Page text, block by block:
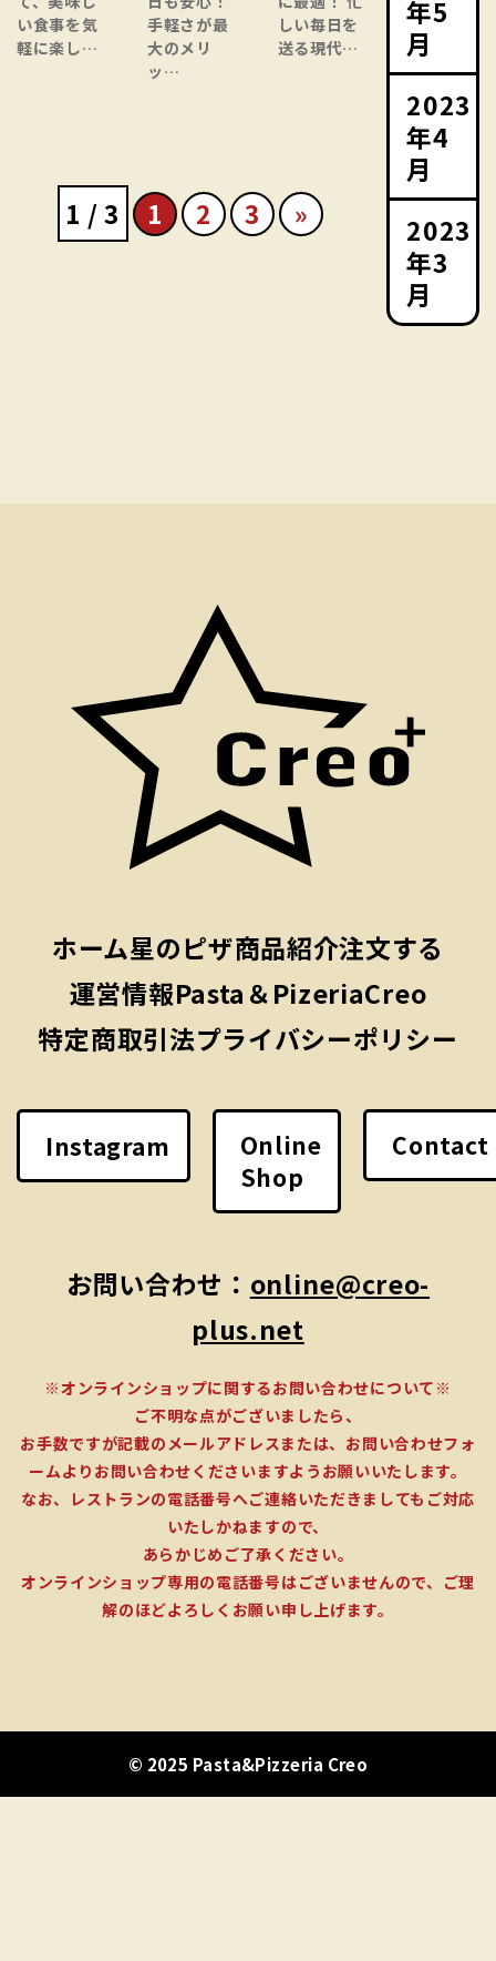
い食事を気
軽に楽し…
手軽さが最
大のメリ
ッ…
しい毎日を
送る現代…
1 / 3 1 2 3 »
年5
月
2023
年4
月
2023
年3
月
ホーム星のピザ商品紹介注文する
運営情報Pasta＆PizeriaCreo
特定商取引法プライバシーポリシー
Instagram
Online
Shop
Contact
お問い合わせ： online@creo-
plus.net
※オンラインショップに関するお問い合わせについて※
ご不明な点がございましたら、
お手数ですが記載のメールアドレスまたは、お問い合わせフォ
ームよりお問い合わせくださいますようお願いいたします。
なお、レストランの電話番号へご連絡いただきましてもご対応
いたしかねますので、
あらかじめご了承ください。
オンラインショップ専用の電話番号はございませんので、ご理
解のほどよろしくお願い申し上げます。
© 2025 Pasta&Pizzeria Creo